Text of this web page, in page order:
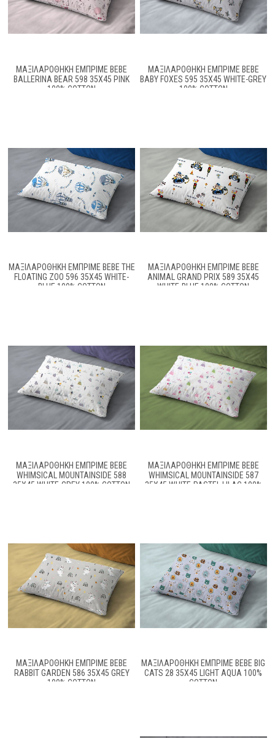
ΜΑΞΙΛΑΡΟΘΉΚΗ ΕΜΠΡΙΜΈ BEBE
BALLERINA BEAR 598 35X45 PINK
100% COTTON
ΜΑΞΙΛΑΡΟΘΉΚΗ ΕΜΠΡΙΜΈ BEBE
BABY FOXES 595 35X45 WHITE-GREY
100% COTTON
ΜΑΞΙΛΑΡΟΘΉΚΗ ΕΜΠΡΙΜΈ BEBE THE
FLOATING ZOO 596 35X45 WHITE-
BLUE 100% COTTON
ΜΑΞΙΛΑΡΟΘΉΚΗ ΕΜΠΡΙΜΈ BEBE
ANIMAL GRAND PRIX 589 35X45
WHITE-BLUE 100% COTTON
ΜΑΞΙΛΑΡΟΘΉΚΗ ΕΜΠΡΙΜΈ BEBE
WHIMSICAL MOUNTAINSIDE 588
35X45 WHITE-GREY 100% COTTON
ΜΑΞΙΛΑΡΟΘΉΚΗ ΕΜΠΡΙΜΈ BEBE
WHIMSICAL MOUNTAINSIDE 587
35X45 WHITE-PASTEL LILAC 100%
ΜΑΞΙΛΑΡΟΘΉΚΗ ΕΜΠΡΙΜΈ BEBE
RABBIT GARDEN 586 35X45 GREY
100% COTTON
ΜΑΞΙΛΑΡΟΘΉΚΗ ΕΜΠΡΙΜΈ BEBE BIG
CATS 28 35X45 LIGHT AQUA 100%
COTTON